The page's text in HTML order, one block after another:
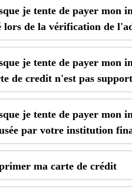
je tente de payer mon
lors de la vérification de l'
je tente de payer mon
de credit n'est pas support
je tente de payer mon
ée par votre institution
ma carte de crédit